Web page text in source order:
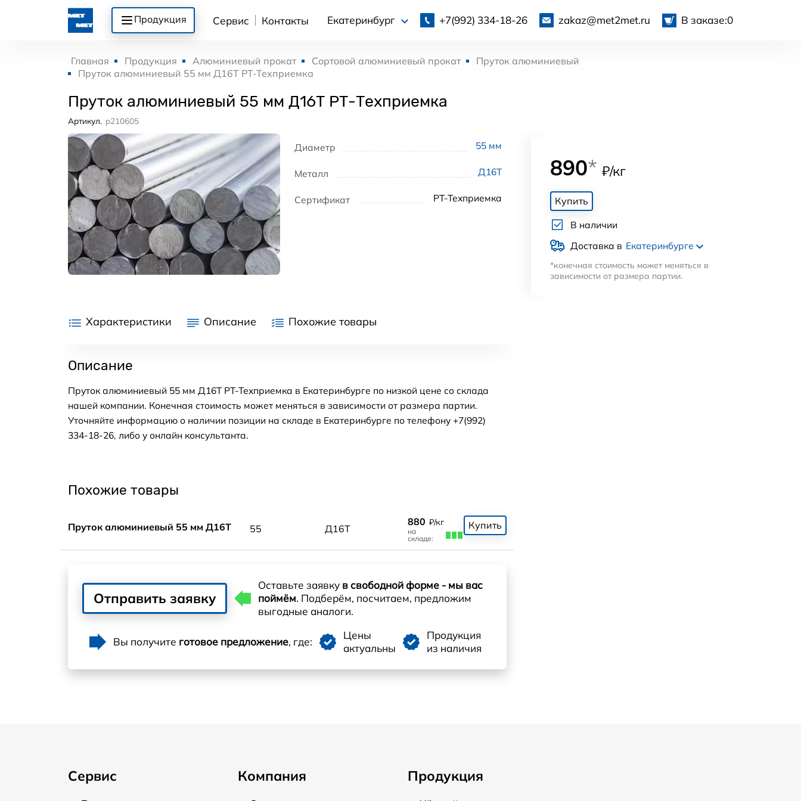
Продукция Сервис Контакты Екатеринбург +7(992) 334-18-26 zakaz@met2met.ru В заказе:0
Главная Продукция Алюминиевый прокат Сортовой алюминиевый прокат
Пруток алюминиевый
Пруток алюминиевый 55 мм Д16Т РТ-Техприемка
Пруток алюминиевый 55 мм Д16Т РТ-Техприемка
Артикул. p210605
Диаметр 55 мм
Металл Д16Т
Сертификат РТ-Техприемка
890* ₽/кг
Купить
В наличии
Доставка в Екатеринбурге
*конечная стоимость может меняться в
зависимости от размера партии.
Характеристики Описание Похожие товары
Описание
Пруток алюминиевый 55 мм Д16Т РТ-Техприемка в Екатеринбурге по низкой цене со склада
нашей компании. Конечная стоимость может меняться в зависимости от размера партии.
Уточняйте информацию о наличии позиции на складе в Екатеринбурге по телефону +7(992)
334-18-26, либо у онлайн консультанта.
Похожие товары
Пруток алюминиевый 55 мм Д16Т 55 Д16Т
880 ₽/кг
на
складе:
Купить
Отправить заявку
Оставьте заявку в свободной форме - мы вас
поймём. Подберём, посчитаем, предложим
выгодные аналоги.
Вы получите готовое предложение, где:
Цены
актуальны
Продукция
из наличия
Сервис Компания Продукция